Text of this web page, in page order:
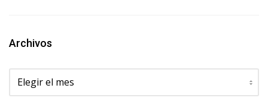
Archivos
Archivos